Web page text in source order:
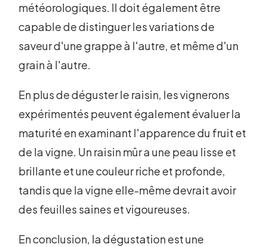
météorologiques. Il doit également être
capable de distinguer les variations de
saveur d'une grappe à l'autre, et même d'un
grain à l'autre.
En plus de déguster le raisin, les vignerons
expérimentés peuvent également évaluer la
maturité en examinant l'apparence du fruit et
de la vigne. Un raisin mûr a une peau lisse et
brillante et une couleur riche et profonde,
tandis que la vigne elle-même devrait avoir
des feuilles saines et vigoureuses.
En conclusion, la dégustation est une